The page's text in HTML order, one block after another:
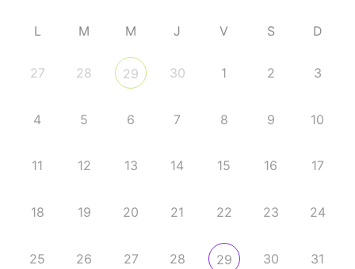
L M M J V S D
27 28 29 30 1 2 3
4 5 6 7 8 9 10
11 12 13 14 15 16 17
18 19 20 21 22 23 24
25 26 27 28 29 30 31